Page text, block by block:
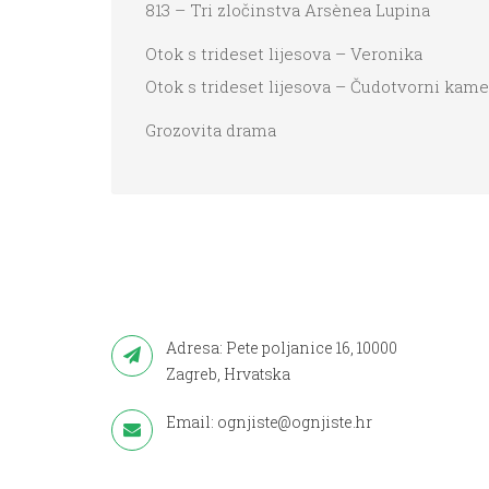
813 – Tri zločinstva Arsènea Lupina
Otok s trideset lijesova – Veronika
Otok s trideset lijesova – Čudotvorni
Grozovita drama
Adresa: Pete poljanice 16, 10000
Zagreb, Hrvatska
Email: ognjiste@ognjiste.hr